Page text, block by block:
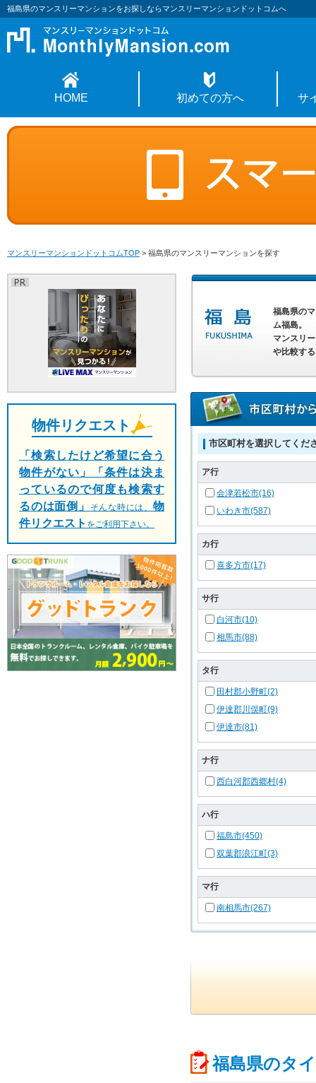
福島県のマンスリーマンションをお探しならマンスリーマンションドットコムへ
HOME 初めての方へ サ
マンスリーマンションドットコムTOP > 福島県のマンスリーマンションを探す
福島県の
ム福島。
マンスリ
や比較す
市区町村を選択してくだ
ア行
会津若松市(16)
いわき市(587)
カ行
喜多方市(17)
サ行
白河市(10)
相馬市(88)
タ行
田村郡小野町(2)
伊達郡川俣町(9)
伊達市(81)
ナ行
西白河郡西郷村(4)
ハ行
福島市(450)
双葉郡浪江町(3)
マ行
南相馬市(267)
福島県のタ
物件リクエスト
「検索したけど希望に合う
物件がない」「条件は決ま
っているので何度も検索す
るのは面倒」
そんな時には、物
件リクエスト をご利用下さい。